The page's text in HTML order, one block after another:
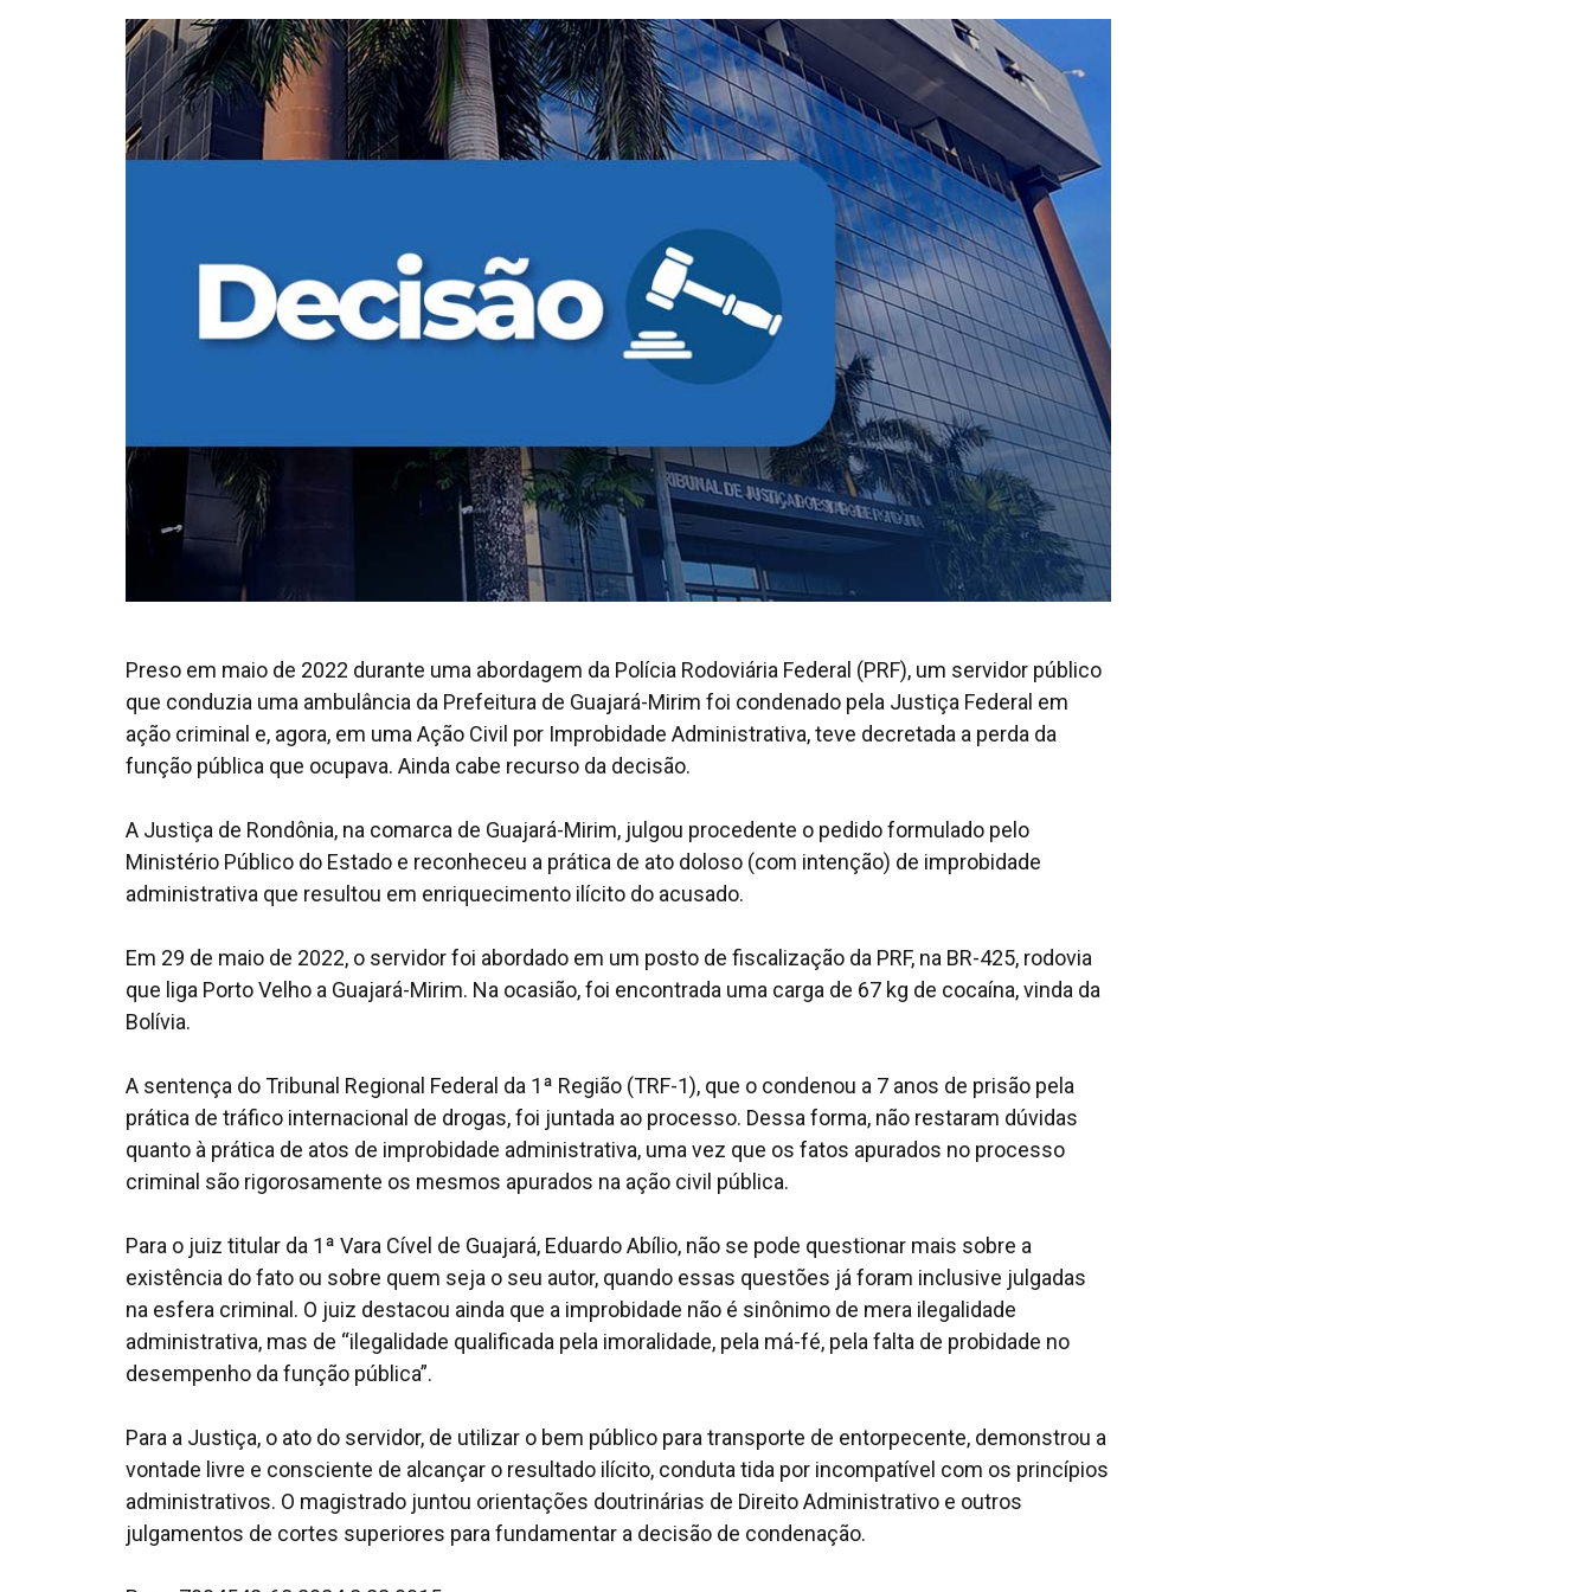
Preso em maio de 2022 durante uma abordagem da Polícia Rodoviária Federal (PRF), um servidor público
que conduzia uma ambulância da Prefeitura de Guajará-Mirim foi condenado pela Justiça Federal em
ação criminal e, agora, em uma Ação Civil por Improbidade Administrativa, teve decretada a perda da
função pública que ocupava. Ainda cabe recurso da decisão.
A Justiça de Rondônia, na comarca de Guajará-Mirim, julgou procedente o pedido formulado pelo
Ministério Público do Estado e reconheceu a prática de ato doloso (com intenção) de improbidade
administrativa que resultou em enriquecimento ilícito do acusado.
Em 29 de maio de 2022, o servidor foi abordado em um posto de fiscalização da PRF, na BR-425, rodovia
que liga Porto Velho a Guajará-Mirim. Na ocasião, foi encontrada uma carga de 67 kg de cocaína, vinda da
Bolívia.
A sentença do Tribunal Regional Federal da 1ª Região (TRF-1), que o condenou a 7 anos de prisão pela
prática de tráfico internacional de drogas, foi juntada ao processo. Dessa forma, não restaram dúvidas
quanto à prática de atos de improbidade administrativa, uma vez que os fatos apurados no processo
criminal são rigorosamente os mesmos apurados na ação civil pública.
Para o juiz titular da 1ª Vara Cível de Guajará, Eduardo Abílio, não se pode questionar mais sobre a
existência do fato ou sobre quem seja o seu autor, quando essas questões já foram inclusive julgadas
na esfera criminal. O juiz destacou ainda que a improbidade não é sinônimo de mera ilegalidade
administrativa, mas de “ilegalidade qualificada pela imoralidade, pela má-fé, pela falta de probidade no
desempenho da função pública”.
Para a Justiça, o ato do servidor, de utilizar o bem público para transporte de entorpecente, demonstrou a
vontade livre e consciente de alcançar o resultado ilícito, conduta tida por incompatível com os princípios
administrativos. O magistrado juntou orientações doutrinárias de Direito Administrativo e outros
julgamentos de cortes superiores para fundamentar a decisão de condenação.